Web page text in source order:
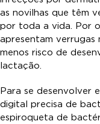
as novilhas que têm
por toda a vida. Por
apresentam
menos risco de
lactação.
Para se desenvolver
digital precisa de
espiroqueta de